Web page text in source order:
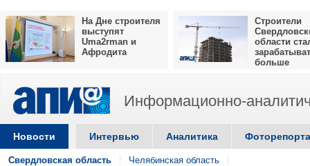
На Дне строителя
выступят
Uma2rman и
Афродита
Строители
области
больше
Информационно-
Новости Интервью Аналитика
Свердловская область Челябинская область